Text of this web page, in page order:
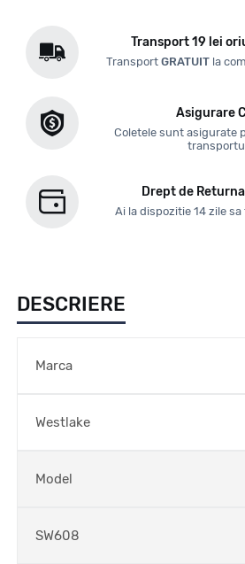
Transport 19 lei
Transport GRATUITla
Asigurare
Coletele sunt asigurate
Drept de
Ai la dispozitie 14 zile
DESCRIERE
Marca
Westlake
Model
SW608